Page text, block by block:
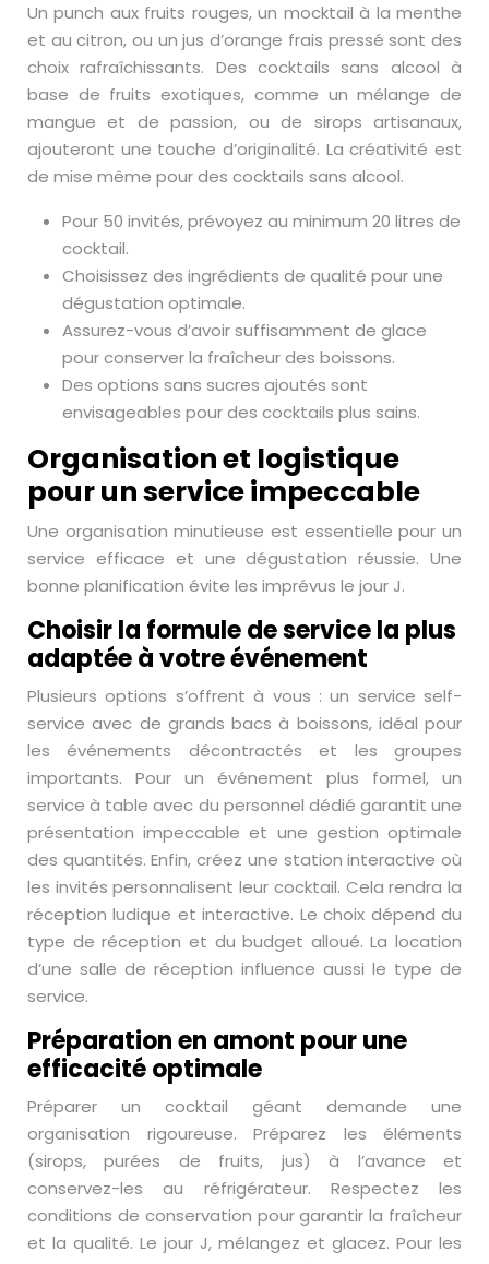
Un punch aux fruits rouges, un mocktail à la menthe
et au citron, ou un jus d’orange frais pressé sont des
choix rafraîchissants. Des cocktails sans alcool à
base de fruits exotiques, comme un mélange de
mangue et de passion, ou de sirops artisanaux,
ajouteront une touche d’originalité. La créativité est
de mise même pour des cocktails sans alcool.
Pour 50 invités, prévoyez au minimum 20 litres de
cocktail.
Choisissez des ingrédients de qualité pour une
dégustation optimale.
Assurez-vous d’avoir suffisamment de glace
pour conserver la fraîcheur des boissons.
Des options sans sucres ajoutés sont
envisageables pour des cocktails plus sains.
Organisation et logistique
pour un service impeccable
Une organisation minutieuse est essentielle pour un
service efficace et une dégustation réussie. Une
bonne planification évite les imprévus le jour J.
Choisir la formule de service la plus
adaptée à votre événement
Plusieurs options s’offrent à vous : un service self-
service avec de grands bacs à boissons, idéal pour
les événements décontractés et les groupes
importants. Pour un événement plus formel, un
service à table avec du personnel dédié garantit une
présentation impeccable et une gestion optimale
des quantités. Enfin, créez une station interactive où
les invités personnalisent leur cocktail. Cela rendra la
réception ludique et interactive. Le choix dépend du
type de réception et du budget alloué. La location
d’une salle de réception influence aussi le type de
service.
Préparation en amont pour une
efficacité optimale
Préparer un cocktail géant demande une
organisation rigoureuse. Préparez les éléments
(sirops, purées de fruits, jus) à l’avance et
conservez-les au réfrigérateur. Respectez les
conditions de conservation pour garantir la fraîcheur
et la qualité. Le jour J, mélangez et glacez. Pour les